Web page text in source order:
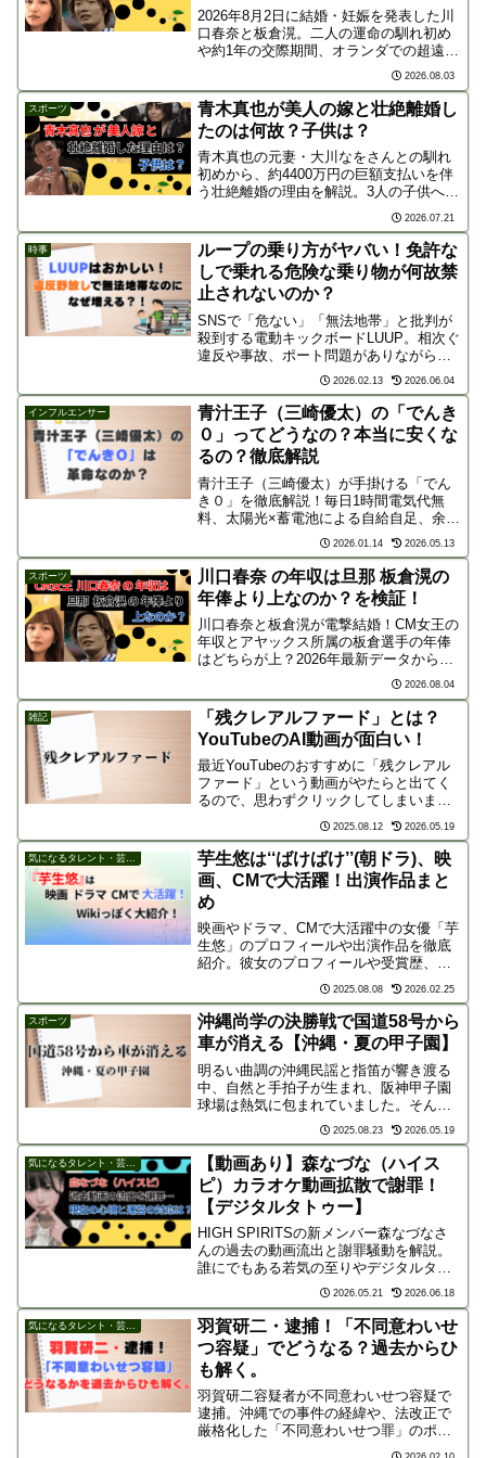
2026年8月2日に結婚・妊娠を発表した川
口春奈と板倉滉。二人の運命の馴れ初め
や約1年の交際期間、オランダでの超遠距
離恋愛エピソード、SNSで話題の直筆署
名まで分かりやすく解説します！
2026.08.03
スポーツ
青木真也が美人の嫁と壮絶離婚し
たのは何故？子供は？
青木真也の元妻・大川なをさんとの馴れ
初めから、約4400万円の巨額支払いを伴
う壮絶離婚の理由を解説。3人の子供への
思いや、1Kでの一人暮らし、2026年9月
の朝倉未来戦など現在の姿に迫ります。
2026.07.21
時事
ループの乗り方がヤバい！免許な
しで乗れる危険な乗り物が何故禁
止されないのか？
SNSで「危ない」「無法地帯」と批判が
殺到する電動キックボードLUUP。相次ぐ
違反や事故、ポート問題がありながら、
なぜ爆発的に増え続けるのか？免許不要
の規制緩和の裏に潜む政府との利権、巨
大資本の戦略など、知られざる普及の真
相を徹底解説します。
2026.02.13 2026.06.04
インフルエンサー
青汁王子（三崎優太）の「でんき
０」ってどうなの？本当に安くな
るの？徹底解説
青汁王子（三崎優太）が手掛ける「でん
き０」を徹底解説！毎日1時間電気代無
料、太陽光×蓄電池による自給自足、余剰
電力の20年高値買取など、驚きの仕組み
を深掘りします。本当に安くなるのか、
メリット・デメリットや向いている人を
分かりやすく紹介。
2026.01.14 2026.05.13
スポーツ
川口春奈 の年収は旦那 板倉滉の
年俸より上なのか？を検証！
川口春奈と板倉滉が電撃結婚！CM女王の
年収とアヤックス所属の板倉選手の年俸
はどちらが上？2026年最新データから推
定8億〜10億円規模の経済圏と世帯年収、
二人の経済力を徹底比較します！
2026.08.04
雑記
「残クレアルファード」とは？
YouTubeのAI動画が面白い！
最近YouTubeのおすすめに「残クレアル
ファード」という動画がやたらと出てく
るので、思わずクリックしてしまいまし
た。見てみると、残クレで無理をしてア
ルファードを購入した家族を揶揄する内
容で、思わず「クスッ」と笑ってしまう
ものでした。今回は...
2025.08.12 2026.05.19
気になるタレント・芸能人
芋生悠は‘‘ばけばけ’’(朝ドラ)、映
画、CMで大活躍！出演作品まと
め
映画やドラマ、CMで大活躍中の女優「芋
生悠」のプロフィールや出演作品を徹底
紹介。彼女のプロフィールや受賞歴、出
演した映画・短編映画・テレビドラマ・
CMを網羅的に解説します。
2025.08.08 2026.02.25
スポーツ
沖縄尚学の決勝戦で国道58号から
車が消える【沖縄・夏の甲子園】
明るい曲調の沖縄民謡と指笛が響き渡る
中、自然と手拍子が生まれ、阪神甲子園
球場は熱気に包まれていました。そんな
大声援を背に、沖縄尚学が夏の甲子園で
初の決勝戦が開催された日、沖縄の主要
道路である国道58号線から車が消えると
いう驚きの現象が話題と...
2025.08.23 2026.05.19
【動画あり】森なづな（ハイス
ピ）カラオケ動画拡散で謝罪！
【デジタルタトゥー】
HIGH SPIRITSの新メンバー森なづなさ
んの過去の動画流出と謝罪騒動を解説。
誰にでもある若気の至りやデジタルタト
ゥーの恐怖、そして運営が語った「本気
で変わろうとする姿勢」の大切さと今後
の活動への決意をまとめました。
2026.05.21 2026.06.18
羽賀研二・逮捕！「不同意わいせ
つ容疑」でどうなる？過去からひ
も解く。
羽賀研二容疑者が不同意わいせつ容疑で
逮捕。沖縄での事件の経緯や、法改正で
厳格化した「不同意わいせつ罪」のポイ
ントを解説します。「誠意大将軍」と呼